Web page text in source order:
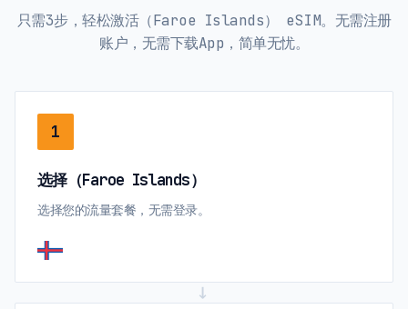
只需3步，轻松激活（Faroe Islands） eSIM。无需注册
账户，无需下载App，简单无忧。
1
选择（Faroe Islands）
选择您的流量套餐，无需登录。